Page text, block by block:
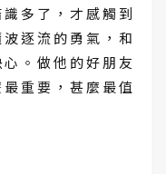
多 了 ， 才 感 觸 到
逐 流 的 勇 氣 ， 和
。 做 他 的 好 朋 友
重 要 ， 甚 麼 最 值